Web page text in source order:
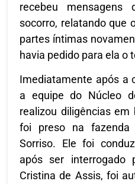
recebeu
socorro, relatando que
partes íntimas
havia pedido para ela o
Imediatamente após a
a equipe do Núcleo
realizou diligências em
foi preso na
Sorriso. Ele foi
após ser interrogado
Cristina de Assis, foi